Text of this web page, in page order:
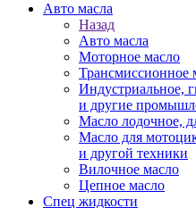
Авто масла
Назад
Авто масла
Моторное масло
Трансмиссионное
Индустриальное,
и другие
Масло лодочное,
Масло для
и другой техники
Вилочное масло
Цепное масло
Спец жидкости